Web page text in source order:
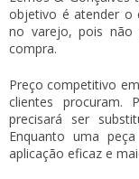
objetivo é atender o
no varejo, pois não
compra.
Preço competitivo
clientes procuram.
precisará ser
Enquanto uma
aplicação eficaz e